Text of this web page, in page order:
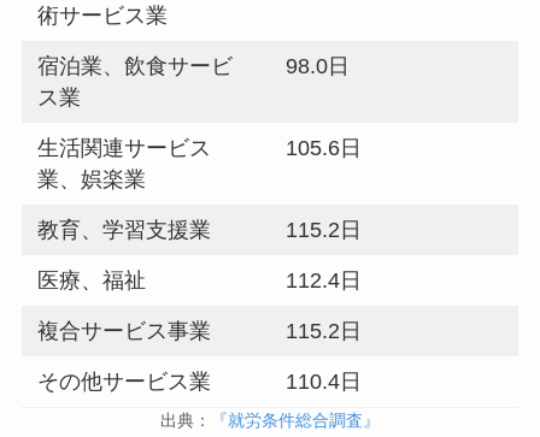
術サービス業
宿泊業、飲食サービ
ス業
98.0日
生活関連サービス
業、娯楽業
105.6日
教育、学習支援業 115.2日
医療、福祉 112.4日
複合サービス事業 115.2日
その他サービス業 110.4日
出典： 『就労条件総合調査』